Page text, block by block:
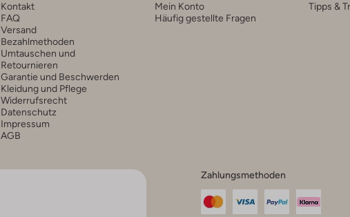
Kontakt
FAQ
Versand
Bezahlmethoden
Umtauschen und
Retournieren
Garantie und Beschwerden
Kleidung und Pflege
Widerrufsrecht
Datenschutz
Impressum
AGB
Mein Konto
Häufig gestellte Fragen
Tipps &
Zahlungsmethoden